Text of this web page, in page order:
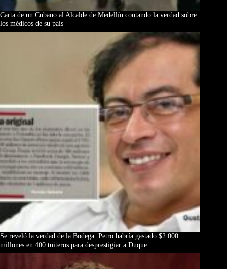
Carta de un Cubano al Alcalde de Medellín contando la verdad sobre
los médicos de su país
Se reveló la verdad de la Bodega: Petro habría gastado $2.000
millones en 400 tuiteros para desprestigiar a Duque